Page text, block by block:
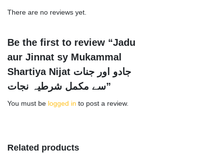
There are no reviews yet.
Be the first to review “Jadu
aur Jinnat sy Mukammal
Shartiya Nijat جادو اور جنات
سے مکمل شرطیہ نجات”
You must be logged in to post a review.
Related products